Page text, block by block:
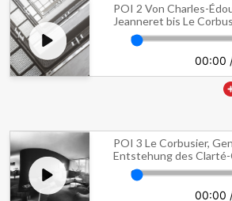
POI 2 Von Charles-
Jeanneret bis Le
00:00
POI 3 Le Corbusier,
Entstehung des
00:00